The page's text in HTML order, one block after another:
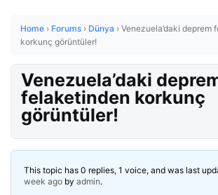
Home › Forums › Dünya › Venezuela’daki deprem
korkunç görüntüler!
Venezuela’daki
felaketinden korkunç
görüntüler!
This topic has 0 replies, 1 voice, and was last
week ago by admin.